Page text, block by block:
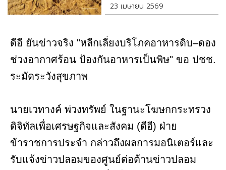
23 เมษายน 2569
ดีอี ยันข่าวจริง "หลีกเลี่ยงบริโภคอาหารดิบ–ดอง
ช่วงอากาศร้อน ป้องกันอาหารเป็นพิษ" ขอ ปชช.
ระมัดระวังสุขภาพ
นายเวทางค์ พ่วงทรัพย์ ในฐานะโฆษกกระทรวง
ดิจิทัลเพื่อเศรษฐกิจและสังคม (ดีอี) ฝ่าย
ข้าราชการประจำ กล่าวถึงผลการมอนิเตอร์และ
รับแจ้งข่าวปลอมของศูนย์ต่อต้านข่าวปลอม